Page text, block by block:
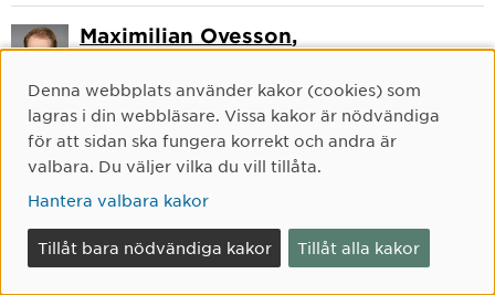
Maximilian Ovesson,
090-786 70 88 072-457 10 24
maximilian.ovesson@umu.se
Mebrat Kahsaie
Cookie-samtycke
Denna webbplats använder kakor (cookies) som
lagras i din webbläsare. Vissa kakor är nödvändiga
för att sidan ska fungera korrekt och andra är
valbara. Du väljer vilka du vill tillåta.
Hantera valbara kakor
Tillåt bara nödvändiga kakor Tillåt alla kakor